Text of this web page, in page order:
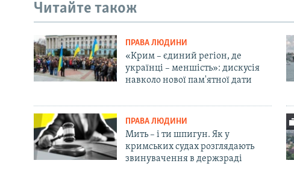
Читайте також
ПРАВА ЛЮДИНИ
«Крим – єдиний регіон, де
українці – меншість»: дискусія
навколо нової пам'ятної дати
ПРАВА ЛЮДИНИ
Мить – і ти шпигун. Як у
кримських судах розглядають
звинувачення в держзраді